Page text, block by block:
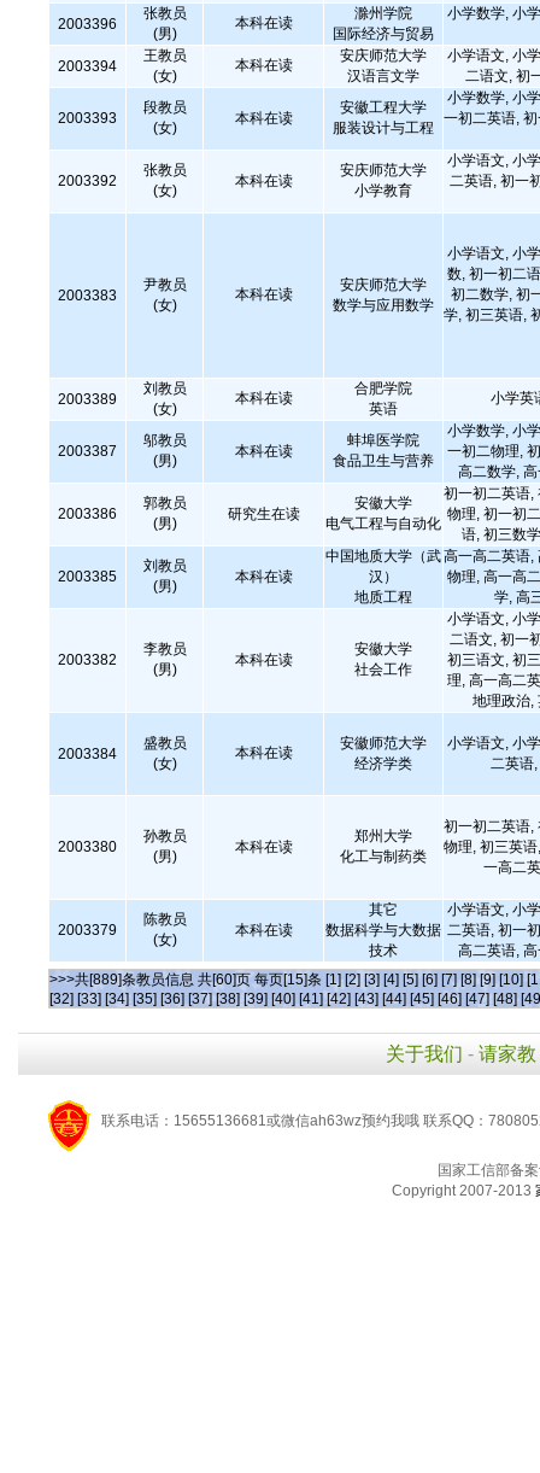
2003396
张教员
(男)
本科在读
滁州学院
国际经济与贸易
小学数学, 小
2003394
王教员
(女)
本科在读
安庆师范大学
汉语言文学
小学语文, 小
二语文, 初
2003393
段教员
(女)
本科在读
安徽工程大学
服装设计与工程
小学数学, 小
一初二英语,
2003392
张教员
(女)
本科在读
安庆师范大学
小学教育
小学语文, 小
二英语, 初一
2003383
尹教员
(女)
本科在读
安庆师范大学
数学与应用数学
小学语文, 小
数, 初一初二
初二数学, 初
学, 初三英语,
2003389
刘教员
(女)
本科在读
合肥学院
英语
小学英
2003387
邬教员
(男)
本科在读
蚌埠医学院
食品卫生与营养
小学数学, 小
一初二物理,
高二数学,
2003386
郭教员
(男)
研究生在读
安徽大学
电气工程与自动化
初一初二英语,
物理, 初一初
语, 初三数
2003385
刘教员
(男)
本科在读
中国地质大学（武
汉）
地质工程
高一高二英语,
物理, 高一高
学, 高
2003382
李教员
(男)
本科在读
安徽大学
社会工作
小学语文, 小
二语文, 初一
初三语文, 初
理, 高一高二
地理政治,
2003384
盛教员
(女)
本科在读
安徽师范大学
经济学类
小学语文, 小
二英语
2003380
孙教员
(男)
本科在读
郑州大学
化工与制药类
初一初二英语,
物理, 初三英
一高二
2003379
陈教员
(女)
本科在读
其它
数据科学与大数据
技术
小学语文, 小
二英语, 初一
高二英语,
>>>共[889]条教员信息 共[60]页 每页[15]条 [1] [2] [3] [4] [5] [6] [7] [8] [9] [10]
[32] [33] [34] [35] [36] [37] [38] [39] [40] [41] [42] [43] [44] [45] [46] [47] [48]
关于我们 - 请家教
联系电话：15655136681或微信ah63wz预约我哦 联系QQ：
国家工信部备
Copyright 2007-2013